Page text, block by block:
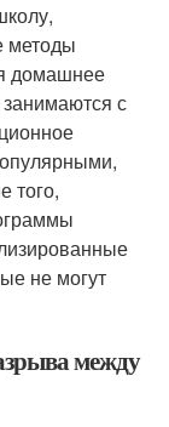
методы
домашнее
с
того,
не могут
между